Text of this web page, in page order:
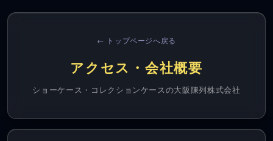
← トップページへ戻る
アクセス・会社概要
ショーケース・コレクションケースの大阪陳列株式会社